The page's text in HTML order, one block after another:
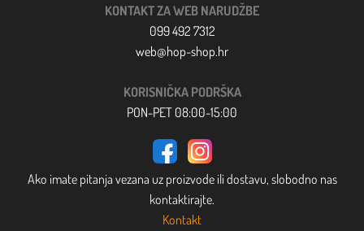
KONTAKT ZA WEB NARUDŽBE
099 492 7312
web@hop-shop.hr
KORISNIČKA PODRŠKA
PON-PET 08:00-15:00
Ako imate pitanja vezana uz proizvode ili dostavu, slobodno nas
kontaktirajte.
Kontakt